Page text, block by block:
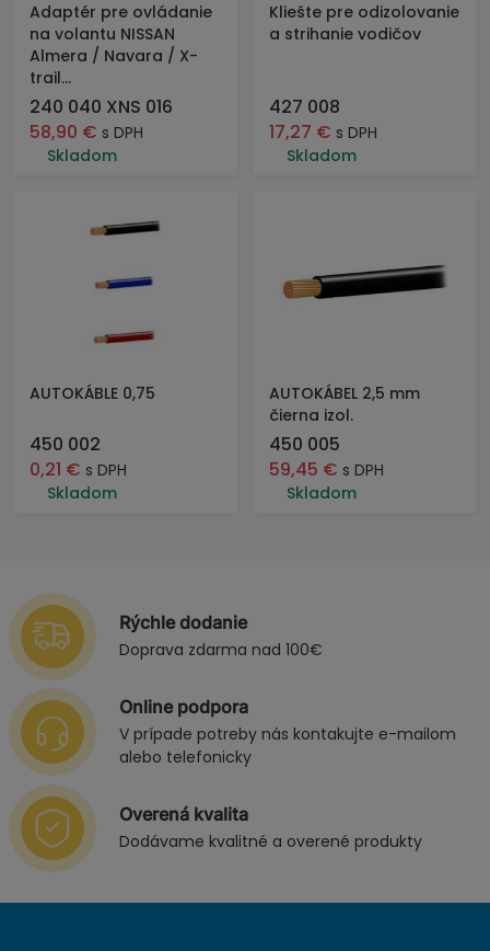
Adaptér pre ovládanie
na volantu NISSAN
Almera / Navara / X-
trail...
240 040 XNS 016
58,90 € s DPH
Skladom
Kliešte pre odizolovanie
a strihanie vodičov
427 008
17,27 € s DPH
Skladom
AUTOKÁBLE 0,75
450 002
0,21 € s DPH
Skladom
AUTOKÁBEL 2,5 mm
čierna izol.
450 005
59,45 € s DPH
Skladom
Rýchle dodanie
Doprava zdarma nad 100€
Online podpora
V prípade potreby nás kontakujte e-mailom
alebo telefonicky
Overená kvalita
Dodávame kvalitné a overené produkty